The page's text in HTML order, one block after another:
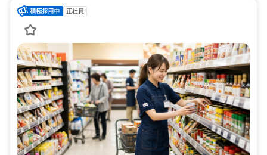
正社員